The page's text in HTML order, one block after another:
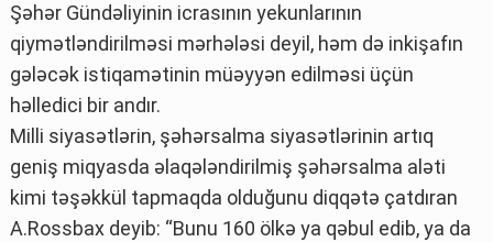
Şəhər Gündəliyinin icrasının yekunlarının
qiymətləndirilməsi mərhələsi deyil, həm də inkişafın
gələcək istiqamətinin müəyyən edilməsi üçün
həlledici bir andır.
Milli siyasətlərin, şəhərsalma siyasətlərinin artıq
geniş miqyasda əlaqələndirilmiş şəhərsalma aləti
kimi təşəkkül tapmaqda olduğunu diqqətə çatdıran
A.Rossbax deyib: “Bunu 160 ölkə ya qəbul edib, ya da